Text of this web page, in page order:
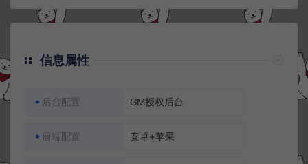
信息属性
后台配置 GM授权后台
前端配置 安卓+苹果